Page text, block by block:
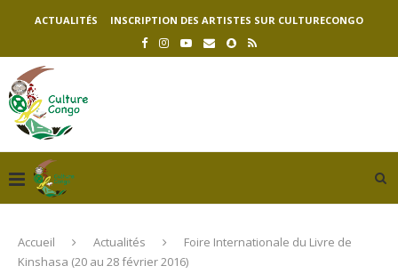
ACTUALITÉS INSCRIPTION DES ARTISTES SUR CULTURECONGO
Accueil Actualités
Foire Internationale du Livre de
Kinshasa (20 au 28 février 2016)